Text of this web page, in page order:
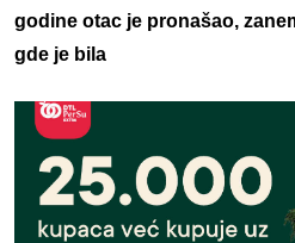
godine otac je pronašao,
gde je bila